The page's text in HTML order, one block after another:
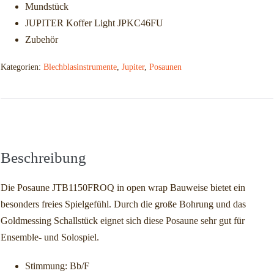
Mundstück
JUPITER Koffer Light JPKC46FU
Zubehör
Kategorien: Blechblasinstrumente Jupiter, Posaunen
Beschreibung
Die Posaune JTB1150FROQ in open wrap Bauweise bietet ein
besonders freies Spielgefühl. Durch die große Bohrung und das
Goldmessing Schallstück eignet sich diese Posaune sehr gut für
Ensemble- und Solospiel.
Stimmung: Bb/F